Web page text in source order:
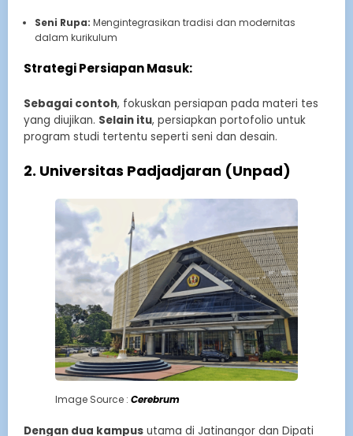
Seni Rupa: Mengintegrasikan tradisi dan modernitas
dalam kurikulum
Strategi Persiapan Masuk:
Sebagai contoh, fokuskan persiapan pada materi tes
yang diujikan. Selain itu, persiapkan portofolio untuk
program studi tertentu seperti seni dan desain.
2. Universitas Padjadjaran (Unpad)
Image Source : Cerebrum
Dengan dua kampus utama di Jatinangor dan Dipati